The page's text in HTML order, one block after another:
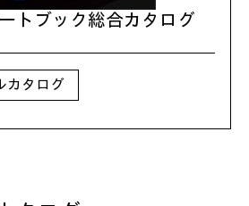
トブック総合カタログ
カタログ